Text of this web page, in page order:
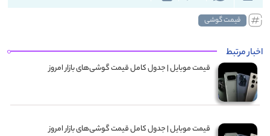
قیمت گوشی
اخبار مرتبط
قیمت موبایل‌ | جدول کامل قیمت گوشی‌های بازار امروز
قیمت موبایل‌ | جدول کامل قیمت گوشی‌های بازار امروز